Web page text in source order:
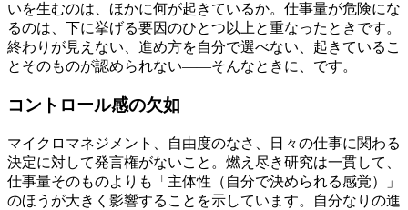
いを生むのは、ほかに何が起きているか。仕事量が危険にな
るのは、下に挙げる要因のひとつ以上と重なったときです。
終わりが見えない、進め方を自分で選べない、起きているこ
とそのものが認められない——そんなときに、です。
コントロール感の欠如
マイクロマネジメント、自由度のなさ、日々の仕事に関わる
決定に対して発言権がないこと。燃え尽き研究は一貫して、
仕事量そのものよりも「主体性（自分で決められる感覚）」
のほうが大きく影響することを示しています。自分なりの進